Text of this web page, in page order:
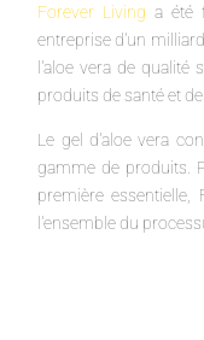
Forever Living a été
entreprise d'un
l'aloe vera de qualité
produits de santé et
Le gel d'aloe vera
gamme de produits.
première
l'ensemble du